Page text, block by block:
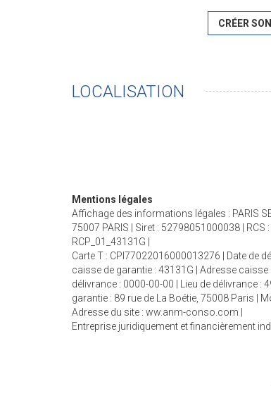
CRÉER
LOCALISATION
Mentions légales
Affichage des informations légales : PARIS
75007 PARIS | Siret : 52798051000038 |
RCP_01_43131G |
Carte T : CPI77022016000013276 | Date de
caisse de garantie : 43131G | Adresse caisse
délivrance : 0000-00-00 | Lieu de délivrance :
garantie : 89 rue de La Boétie, 75008 Paris |
Adresse du site : ww.anm-conso.com
Entreprise juridiquement et financièrement